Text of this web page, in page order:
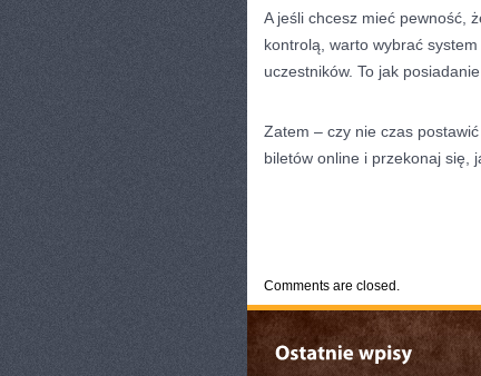
A jeśli chcesz mieć pewność,
kontrolą, warto wybrać
uczestników. To jak
Zatem – czy nie czas
biletów online i przekonaj się,
Comments are closed.